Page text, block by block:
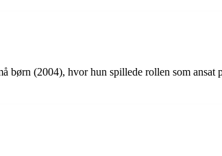
børn (2004), hvor hun spillede rollen som